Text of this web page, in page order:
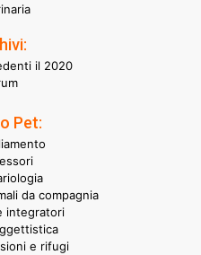
il 2020
Pet:
da compagnia
integratori
e rifugi